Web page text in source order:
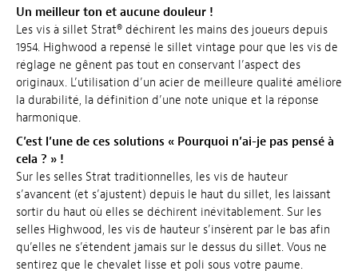
Un meilleur ton et aucune douleur !
Les vis à sillet Strat® déchirent les mains des joueurs depuis
1954. Highwood a repensé le sillet vintage pour que les vis de
réglage ne gênent pas tout en conservant l’aspect des
originaux. L’utilisation d’un acier de meilleure qualité améliore
la durabilité, la définition d’une note unique et la réponse
harmonique.
C’est l’une de ces solutions « Pourquoi n’ai-je pas pensé à
cela ? » !
Sur les selles Strat traditionnelles, les vis de hauteur
s’avancent (et s’ajustent) depuis le haut du sillet, les laissant
sortir du haut où elles se déchirent inévitablement. Sur les
selles Highwood, les vis de hauteur s’insèrent par le bas afin
qu’elles ne s’étendent jamais sur le dessus du sillet. Vous ne
sentirez que le chevalet lisse et poli sous votre paume.